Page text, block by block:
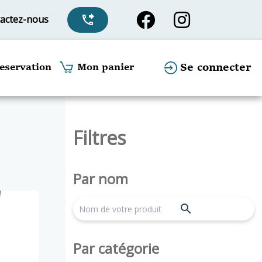
nous phone_forwarded
Mon panier Se connecter
Filtres
Par nom
search
Par catégorie